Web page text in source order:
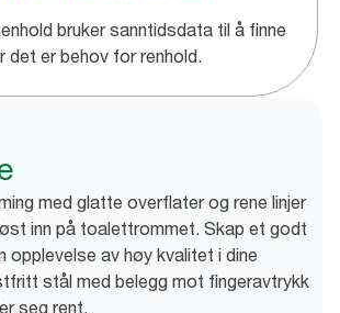
bruker sanntidsdata til å finne
det er behov for renhold.
med glatte overflater og rene linjer
inn på toalettrommet. Skap et godt
opplevelse av høy kvalitet i dine
stål med belegg mot fingeravtrykk
seg rent.